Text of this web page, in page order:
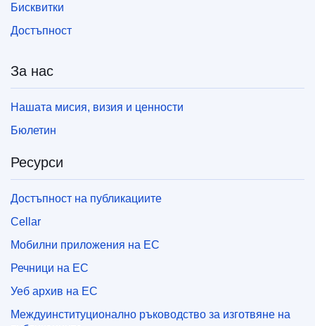
Бисквитки
Достъпност
За нас
Нашата мисия, визия и ценности
Бюлетин
Ресурси
Достъпност на публикациите
Cellar
Мобилни приложения на ЕС
Речници на ЕС
Уеб архив на ЕС
Междуинституционално ръководство за изготвяне на